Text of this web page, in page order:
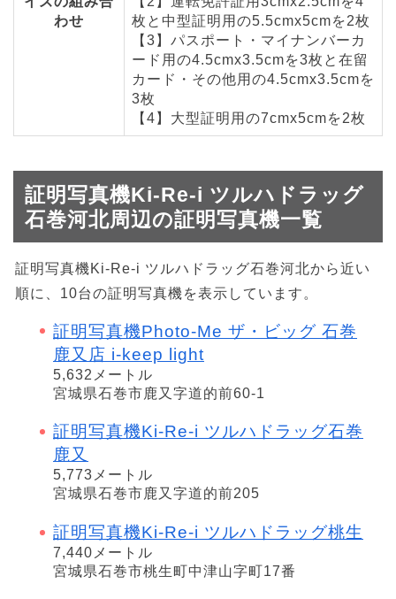
わせ
枚と中型証明用の5.5cmx5cmを2枚
【3】パスポート・マイナンバーカ
ード用の4.5cmx3.5cmを3枚と在留
カード・その他用の4.5cmx3.5cmを
3枚
【4】大型証明用の7cmx5cmを2枚
証明写真機Ki-Re-i ツルハドラッグ
石巻河北周辺の証明写真機一覧
証明写真機Ki-Re-i ツルハドラッグ石巻河北から近い
順に、10台の証明写真機を表示しています。
証明写真機Photo-Me ザ・ビッグ 石巻
鹿又店 i-keep light
5,632メートル
宮城県石巻市鹿又字道的前60-1
証明写真機Ki-Re-i ツルハドラッグ石巻
鹿又
5,773メートル
宮城県石巻市鹿又字道的前205
証明写真機Ki-Re-i ツルハドラッグ桃生
7,440メートル
宮城県石巻市桃生町中津山字町17番